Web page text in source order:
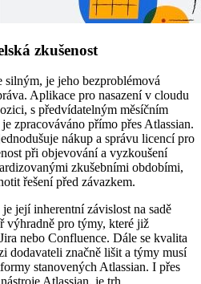
zkušenost
silným, je jeho bezproblémová
Aplikace pro nasazení v cloudu
s předvídatelným měsíčním
zpracováváno přímo přes Atlassian.
nákup a správu licencí pro
při objevování a vyzkoušení
zkušebními obdobími,
řešení před závazkem.
její inherentní závislost na sadě
výhradně pro týmy, které již
nebo Confluence. Dále se kvalita
dodavateli značně lišit a týmy musí
stanovených Atlassian. I přes